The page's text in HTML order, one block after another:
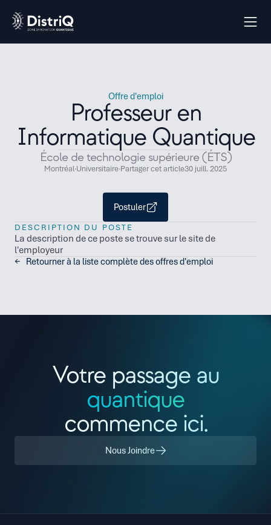
Offre d'emploi
Professeur en
Informatique Quantique
École de technologie supérieure (ÉTS)
Montréal·Universitaire·Partager cet article30 juill. 2025
Postuler
DESCRIPTION DU POSTE
La description de ce poste se trouve sur le site de
l'employeur
←   Retourner à la liste complète des offres d'emploi
Votre passage au
quantique
commence ici.
Nous Joindre